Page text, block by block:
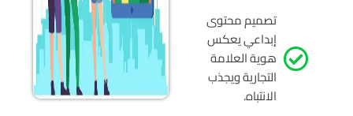
تصميم محتوى
إبداعي يعكس
هوية العلامة
التجارية ويجذب
الانتباه.